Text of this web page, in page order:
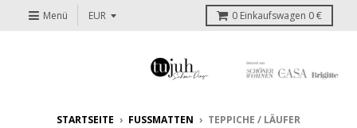
Menü 0 Einkaufswagen 0 €
STARTSEITE › FUSSMATTEN › TEPPICHE / LÄUFER